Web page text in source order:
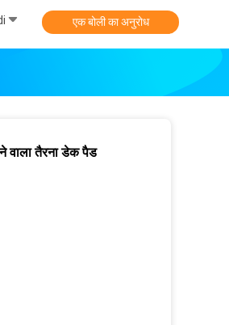
एक बोली का अनुरोध
वाला तैरना डेक पैड